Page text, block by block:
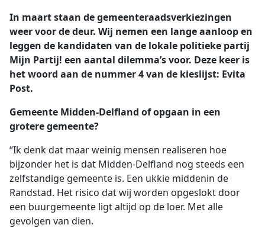
In maart staan de gemeenteraadsverkiezingen
weer voor de deur. Wij nemen een lange aanloop en
leggen de kandidaten van de lokale politieke partij
Mijn Partij! een aantal dilemma’s voor. Deze keer is
het woord aan de nummer 4 van de kieslijst: Evita
Post.
Gemeente Midden-Delfland of opgaan in een
grotere gemeente?
“Ik denk dat maar weinig mensen realiseren hoe
bijzonder het is dat Midden-Delfland nog steeds een
zelfstandige gemeente is. Een ukkie middenin de
Randstad. Het risico dat wij worden opgeslokt door
een buurgemeente ligt altijd op de loer. Met alle
gevolgen van dien.